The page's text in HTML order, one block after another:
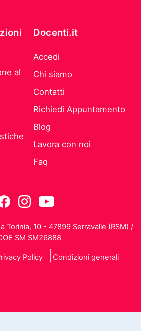
al
Docenti.it
Accedi
Chi siamo
Contatti
Richiedi Appuntamento
Blog
Lavora con noi
Faq
Torinia, 10 - 47899 Serravalle (RSM) /
SM SM26888
Policy Condizioni generali